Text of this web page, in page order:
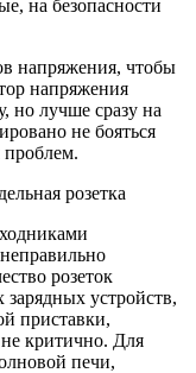
на безопасности
напряжения, чтобы
напряжения
но лучше сразу на
не бояться
розеток
устройств,
приставки,
критично. Для
печи,